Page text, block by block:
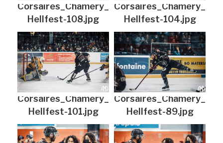
Corsaires_Chamery_
Hellfest-108.jpg
Corsaires_Chamery_
Hellfest-104.jpg
Corsaires_Chamery_
Hellfest-101.jpg
Corsaires_Chamery_
Hellfest-89.jpg